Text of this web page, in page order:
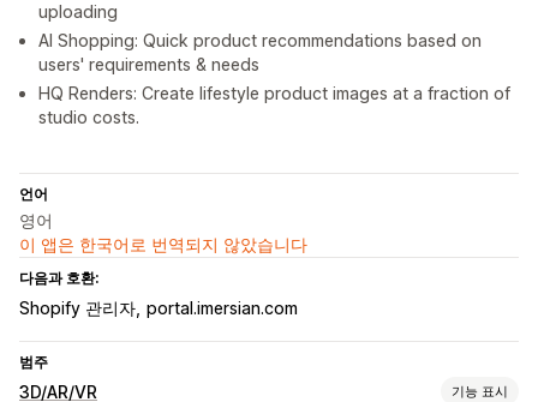
uploading
AI Shopping: Quick product recommendations based on
users' requirements & needs
HQ Renders: Create lifestyle product images at a fraction of
studio costs.
언어
영어
이 앱은 한국어로 번역되지 않았습니다
다음과 호환:
Shopify 관리자 portal.imersian.com
범주
3D/AR/VR 기능 표시